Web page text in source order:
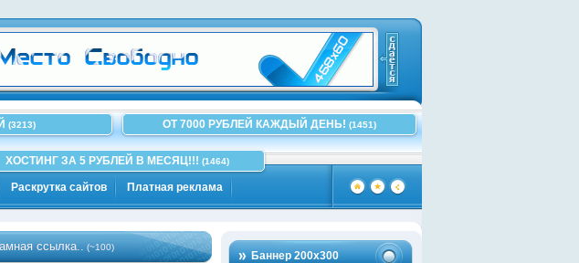
(3213) ОТ 7000 РУБЛЕЙ КАЖДЫЙ ДЕНЬ! (1451)
ХОСТИНГ ЗА 5 РУБЛЕЙ В МЕСЯЦ!!! (1464)
Раскрутка сайтов Платная реклама
Баннер 200х300
(~100)